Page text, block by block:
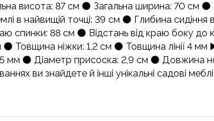
висота: 87 см ⚫️ Загальна ширина: 70 см ⚫️
в найвищій точці: 39 см ⚫️ Глибина
спинки: 88 см ⚫️ Відстань від краю боку до
⚫️ Товщина ніжки: 1,2 см ⚫️ Товщина лінії 4
мм ⚫️ Діаметр присоска: 2,9 см ⚫️ Довжина
ви знайдете й інші унікальні садові